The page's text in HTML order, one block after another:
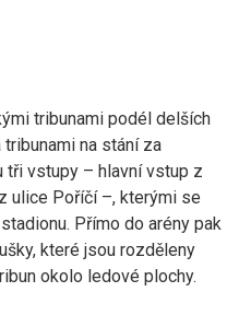
tribunami podél delších
na stání za
tři vstupy – hlavní vstup z
ulice Poříčí –, kterými se
Přímo do arény pak
které jsou rozděleny
okolo ledové plochy.